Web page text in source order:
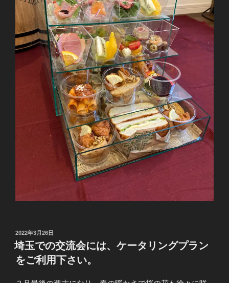
投
稿
日:
2022年3月26日
埼玉での交流会には、ケータリングプラン
をご利用下さい。